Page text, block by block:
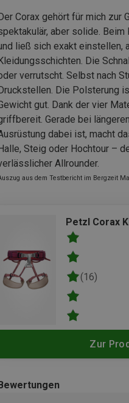
Corax gehört für mich zur
aber solide.
ließ sich exakt einstellen,
Die
verrutscht. Selbst nach
Die Polsterung
gut. Dank der vier
Gerade bei
dabei ist, macht
Steig oder Hochtour –
Allrounder.
aus dem Testbericht im Bergzeit
Petzl Corax
(16)
Zur